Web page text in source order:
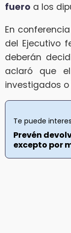
fuero a los
En
del Ejecutivo
deberán
aclaró que
investigados
Te puede
Prevén
excepto por